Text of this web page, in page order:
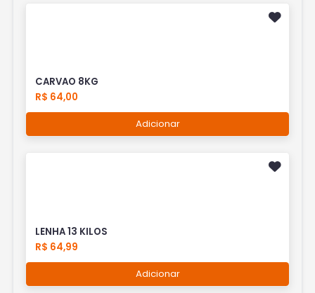
CARVAO 8KG
R$ 64,00
Adicionar
LENHA 13 KILOS
R$ 64,99
Adicionar